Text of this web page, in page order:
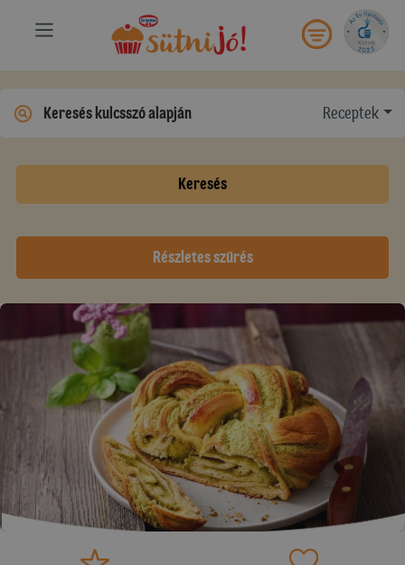
Receptek
Keresés
Részletes szűrés